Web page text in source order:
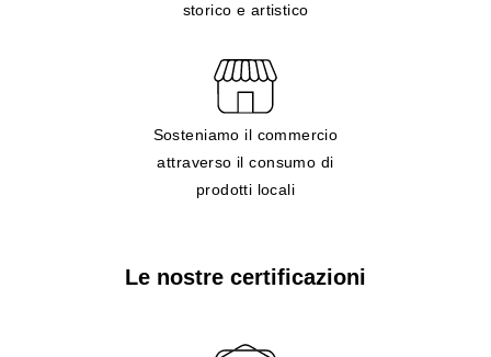
storico e artistico
Sosteniamo il commercio
attraverso il consumo di
prodotti locali
Le nostre certificazioni